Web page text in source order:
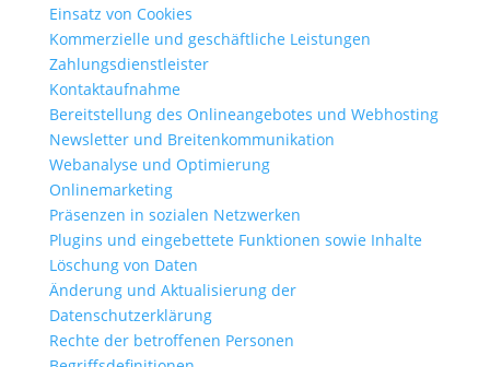
Einsatz von Cookies
Kommerzielle und geschäftliche Leistungen
Zahlungsdienstleister
Kontaktaufnahme
Bereitstellung des Onlineangebotes und Webhosting
Newsletter und Breitenkommunikation
Webanalyse und Optimierung
Onlinemarketing
Präsenzen in sozialen Netzwerken
Plugins und eingebettete Funktionen sowie Inhalte
Löschung von Daten
Änderung und Aktualisierung der
Datenschutzerklärung
Rechte der betroffenen Personen